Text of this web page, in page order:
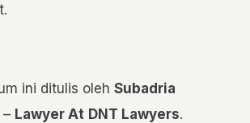
ini ditulis oleh Subadria
– Lawyer At DNT Lawyers.